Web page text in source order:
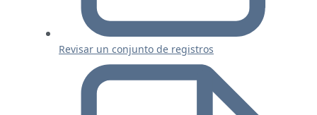
Revisar un conjunto de registros